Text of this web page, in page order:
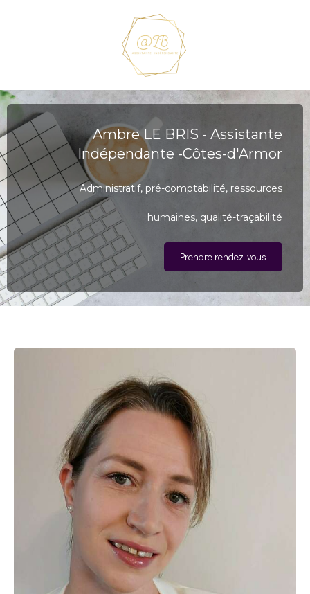
Ambre LE BRIS - Assistante
Indépendante -Côtes-d'Armor
Administratif, pré-comptabilité, ressources
humaines, qualité-traçabilité
Prendre rendez-vous